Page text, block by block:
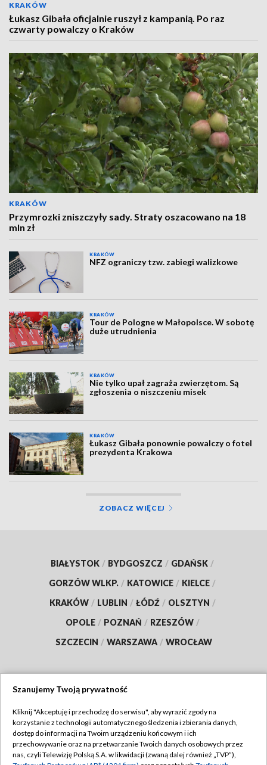
KRAKÓW
Łukasz Gibała oficjalnie ruszył z kampanią. Po raz
czwarty powalczy o Kraków
KRAKÓW
Przymrozki zniszczyły sady. Straty oszacowano na 18
mln zł
KRAKÓW
NFZ ograniczy tzw. zabiegi walizkowe
KRAKÓW
Tour de Pologne w Małopolsce. W sobotę
duże utrudnienia
KRAKÓW
Nie tylko upał zagraża zwierzętom. Są
zgłoszenia o niszczeniu misek
KRAKÓW
Łukasz Gibała ponownie powalczy o fotel
prezydenta Krakowa
ZOBACZ WIĘCEJ
BIAŁYSTOK / BYDGOSZCZ / GDAŃSK /
GORZÓW WLKP. / KATOWICE / KIELCE /
KRAKÓW / LUBLIN / ŁÓDŹ / OLSZTYN /
OPOLE / POZNAŃ / RZESZÓW /
SZCZECIN / WARSZAWA / WROCŁAW
TVP
Abonament TVP
Regulamin TVP
Szanujemy Twoją prywatność
Kliknij "Akceptuję i przechodzę do serwisu", aby wyrazić zgody na
korzystanie z technologii automatycznego śledzenia i zbierania danych,
dostęp do informacji na Twoim urządzeniu końcowym i ich
przechowywanie oraz na przetwarzanie Twoich danych osobowych przez
nas, czyli Telewizję Polską S.A. w likwidacji (zwaną dalej również „TVP”),